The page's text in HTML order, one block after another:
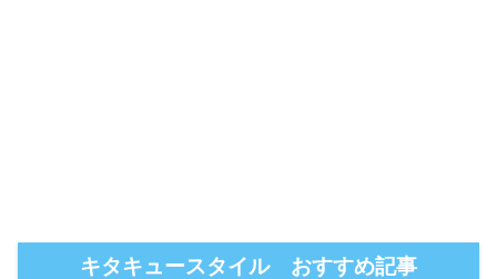
キタキュースタイル おすすめ記事